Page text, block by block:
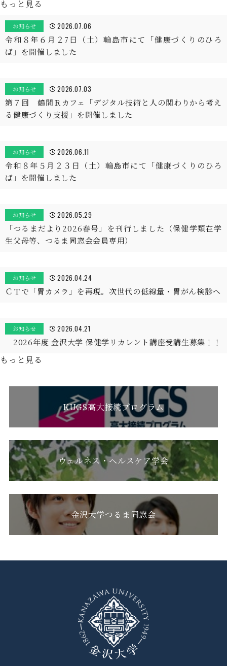
もっと見る
お知らせ 2026.07.06
令和８年６月２7日（土）輪島市にて「健康づくりのひろ
ば」を開催しました
お知らせ 2026.07.03
第７回 鶴間Ｒカフェ「デジタル技術と人の関わりから考え
る健康づくり支援」を開催しました
お知らせ 2026.06.11
令和８年５月２３日（土）輪島市にて「健康づくりのひろ
ば」を開催しました
お知らせ 2026.05.29
「つるまだより2026春号」を刊行しました（保健学類在学
生父母等、つるま同窓会会員専用）
お知らせ 2026.04.24
ＣＴで「胃カメラ」を再現。次世代の低線量・胃がん検診へ
お知らせ 2026.04.21
2026年度 金沢大学 保健学リカレント講座受講生募集！！
もっと見る
KUGS高大接続プログラム
ウェルネス・ヘルスケア学会
金沢大学つるま同窓会